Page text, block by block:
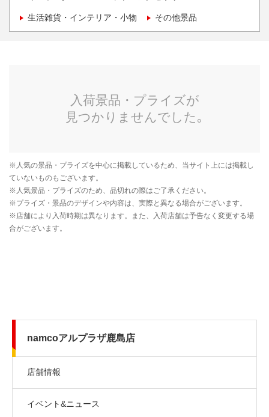
生活雑貨・インテリア・小物 その他景品
namcoアルプラザ鹿島店
店舗情報
イベント&ニュース